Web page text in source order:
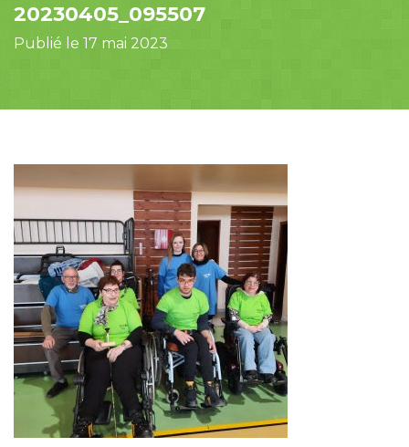
20230405_095507
Publié le 17 mai 2023